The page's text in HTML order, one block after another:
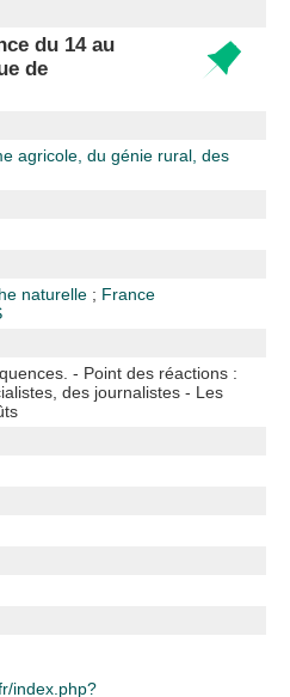
du 14 au
de
agricole, du génie rural, des
naturelle ; France
- Point des réactions :
des journalistes - Les
index.php?